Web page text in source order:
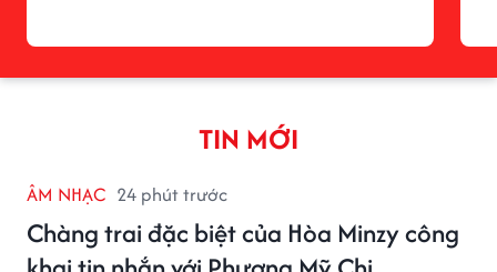
TIN MỚI
ÂM NHẠC 24 phút trước
Chàng trai đặc biệt của Hòa Minzy công